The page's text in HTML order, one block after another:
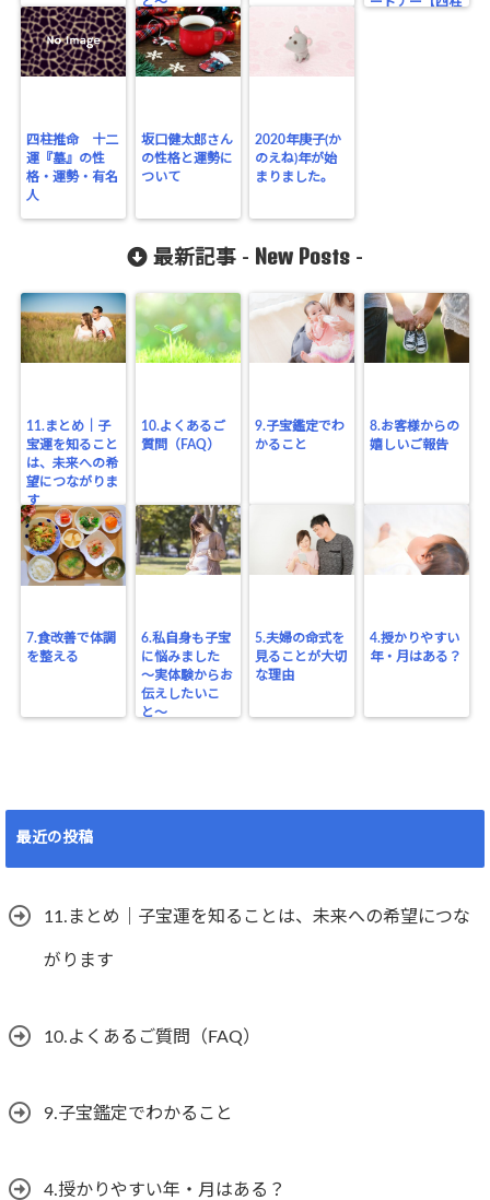
四柱推命 十二
運『墓』の性
格・運勢・有名
人
坂口健太郎さん
の性格と運勢に
ついて
2020年庚子(か
のえね)年が始
まりました。
最新記事 - New Posts -
11.まとめ｜子
宝運を知ること
は、未来への希
望につながりま
す
10.よくあるご
質問（FAQ）
9.子宝鑑定でわ
かること
8.お客様からの
嬉しいご報告
7.食改善で体調
を整える
6.私自身も子宝
に悩みました
〜実体験からお
伝えしたいこ
と〜
5.夫婦の命式を
見ることが大切
な理由
4.授かりやすい
年・月はある？
最近の投稿
11.まとめ｜子宝運を知ることは、未来への希望につな
がります
10.よくあるご質問（FAQ）
9.子宝鑑定でわかること
4.授かりやすい年・月はある？